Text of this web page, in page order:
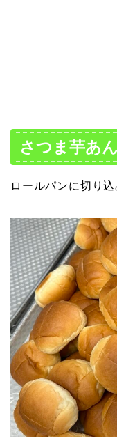
さつま芋あ
ロールパンに切り